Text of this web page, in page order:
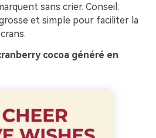
sans crier. Conseil:
et simple pour faciliter la
cocoa généré en